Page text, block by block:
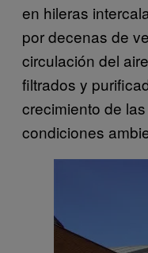
en hileras
por decenas de
circulación del
filtrados y
crecimiento de
condiciones